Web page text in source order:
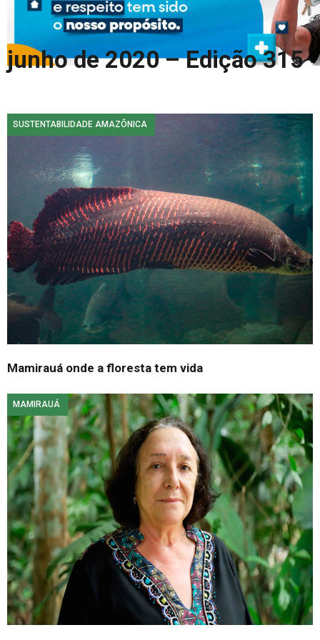
COLUNA DO MEIO
FALE CONOSCO
junho de 2020 – Edição 315
SUSTENTABILIDADE AMAZÔNICA
Mamirauá onde a floresta tem vida
MAMIRAUÁ